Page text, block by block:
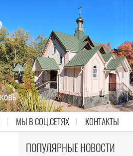
МЫ В СОЦ.СЕТЯХ КОНТАКТЫ
ПОПУЛЯРНЫЕ НОВОСТИ